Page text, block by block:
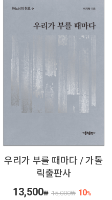
우리가 부를 때마다 / 가톨
릭출판사
13,500₩ 15,000₩ 10%